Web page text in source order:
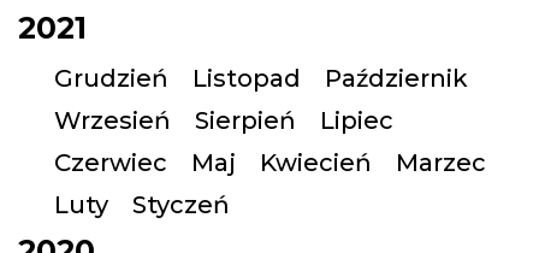
2021
Grudzień Listopad
Październik
Wrzesień
Sierpień
Lipiec
Czerwiec
Maj Kwiecień
Marzec
Luty
Styczeń